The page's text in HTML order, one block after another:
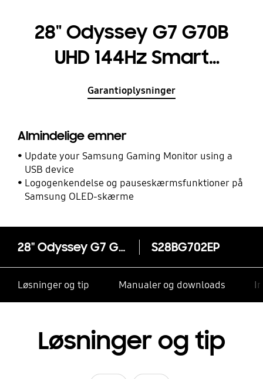
28" Odyssey G7 G70B
UHD 144Hz Smart
Gamingskærm
Garantioplysninger
Almindelige emner
Update your Samsung Gaming Monitor using a
USB device
Logogenkendelse og pauseskærmsfunktioner på
Samsung OLED-skærme
28" Odyssey G7 G70B UHD 144Hz Smart Gamingskærm S28BG702EP
Løsninger og tip Manualer og downloads
Løsninger og tip